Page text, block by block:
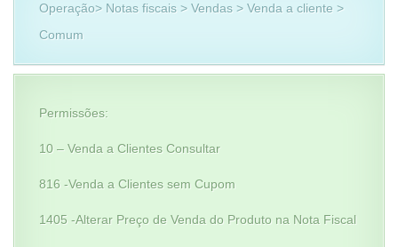
Operação> Notas fiscais > Vendas > Venda a cliente >
Comum
Permissões:
10 – Venda a Clientes Consultar
816 -Venda a Clientes sem Cupom
1405 -Alterar Preço de Venda do Produto na Nota Fiscal